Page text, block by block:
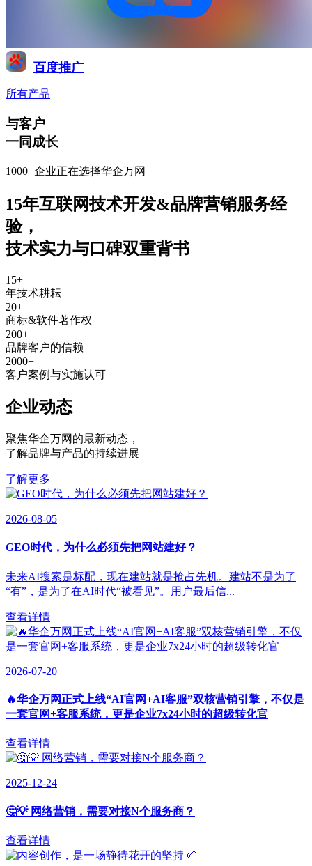
百度推广
所有产品
与客户
一同成长
1000+企业正在选择华企万网
15年互联网技术开发&品牌营销服务经
验，
技术实力与口碑双重背书
15+
年技术耕耘
20+
商标&软件著作权
200+
品牌客户的信赖
2000+
客户案例与实施认可
企业动态
聚焦华企万网的最新动态 ，
了解品牌与产品的持续进展
了解更多
2026-08-05
GEO时代，为什么必须先把网站建好？
未来AI搜索是标配，现在建站就是抢占先机。建站不是为了
“有”，是为了在AI时代“被看见”。用户最后信...
查看详情
2026-07-20
🔥华企万网正式上线“AI官网+AI客服”双核营销引擎，不仅是
一套官网+客服系统，更是企业7x24小时的超级转化官
查看详情
2025-12-24
🤔💡 网络营销，需要对接N个服务商？
查看详情